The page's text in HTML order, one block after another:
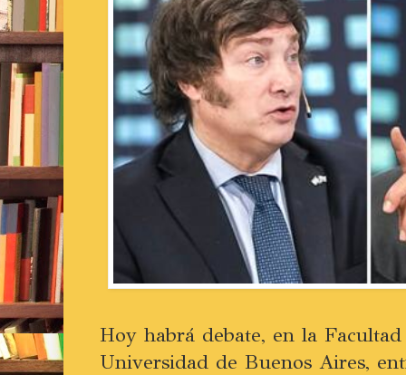
Hoy habrá debate, en la
Universidad de Buenos Aires,